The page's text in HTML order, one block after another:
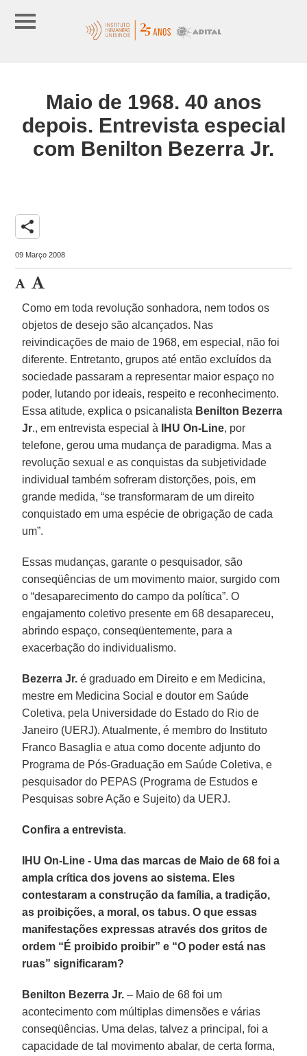
Maio de 1968. 40 anos
depois. Entrevista especial
com Benilton Bezerra Jr.
share
09 Março 2008
Como em toda revolução sonhadora, nem todos os
objetos de desejo são alcançados. Nas
reivindicações de maio de 1968, em especial, não foi
diferente. Entretanto, grupos até então excluídos da
sociedade passaram a representar maior espaço no
poder, lutando por ideais, respeito e reconhecimento.
Essa atitude, explica o psicanalista Benilton Bezerra
Jr., em entrevista especial à IHU On-Line, por
telefone, gerou uma mudança de paradigma. Mas a
revolução sexual e as conquistas da subjetividade
individual também sofreram distorções, pois, em
grande medida, “se transformaram de um direito
conquistado em uma espécie de obrigação de cada
um”.
Essas mudanças, garante o pesquisador, são
conseqüências de um movimento maior, surgido com
o “desaparecimento do campo da política”. O
engajamento coletivo presente em 68 desapareceu,
abrindo espaço, conseqüentemente, para a
exacerbação do individualismo.
Bezerra Jr. é graduado em Direito e em Medicina,
mestre em Medicina Social e doutor em Saúde
Coletiva, pela Universidade do Estado do Rio de
Janeiro (UERJ). Atualmente, é membro do Instituto
Franco Basaglia e atua como docente adjunto do
Programa de Pós-Graduação em Saúde Coletiva, e
pesquisador do PEPAS (Programa de Estudos e
Pesquisas sobre Ação e Sujeito) da UERJ.
Confira a entrevista.
IHU On-Line - Uma das marcas de Maio de 68 foi a
ampla crítica dos jovens ao sistema. Eles
contestaram a construção da família, a tradição,
as proibições, a moral, os tabus. O que essas
manifestações expressas através dos gritos de
ordem “É proibido proibir” e “O poder está nas
ruas” significaram?
Benilton Bezerra Jr.– Maio de 68 foi um
acontecimento com múltiplas dimensões e várias
conseqüências. Uma delas, talvez a principal, foi a
capacidade de tal movimento abalar, de certa forma,